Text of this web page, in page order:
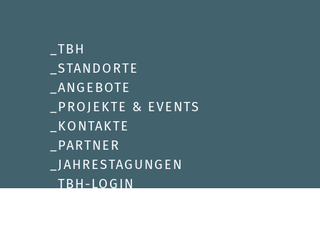
TBH
STANDORTE
ANGEBOTE
PROJEKTE & EVENTS
KONTAKTE
PARTNER
JAHRESTAGUNGEN
TBH-LOGIN